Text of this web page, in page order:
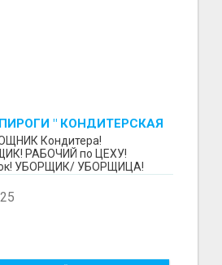
" КОНДИТЕРСКАЯ
"
Кондитера!
РАБОЧИЙ по ЦЕХУ!
УБОРЩИК/ УБОРЩИЦА!